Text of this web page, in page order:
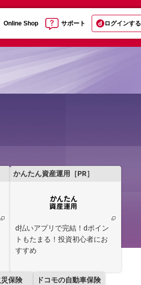
Online Shop サポート ログインする
かんたん資産運用［PR］
d払いアプリで完結！dポイン
トもたまる！投資初心者にお
すすめ
災保険
ドコモの自動車保険